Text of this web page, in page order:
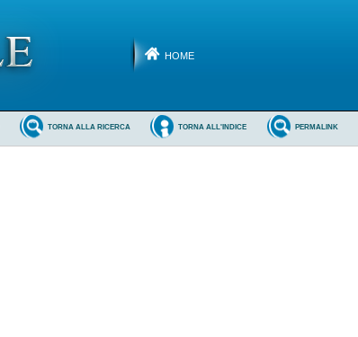
HOME
PERMALINK
TORNA ALL'INDICE
TORNA ALLA RICERCA